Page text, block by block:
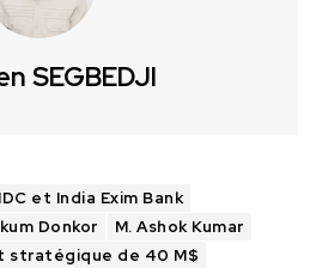
SEGBEDJI
et India Exim Bank
Donkor
M. Ashok Kumar
stratégique de 40 M$